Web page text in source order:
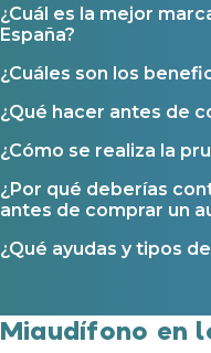
¿Cuál es la mejor
España?
¿Cuáles son los
¿Qué hacer antes de
¿Cómo se realiza la
¿Por qué deberías
antes de comprar un
¿Qué ayudas y tipos
Miaudífono en